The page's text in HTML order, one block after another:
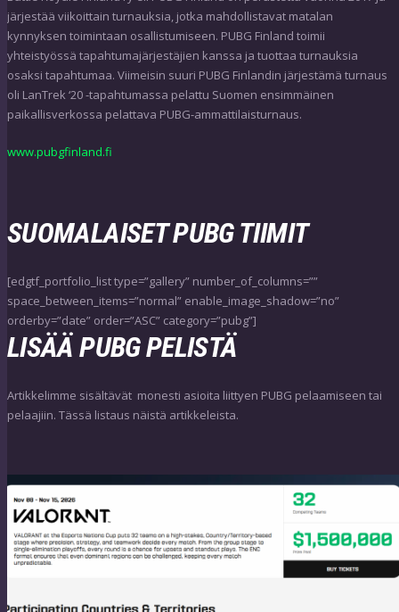
järjestää viikoittain turnauksia, jotka mahdollistavat matalan
kynnyksen toimintaan osallistumiseen. PUBG Finland toimii
yhteistyössä tapahtumajärjestäjien kanssa ja tuottaa turnauksia
osaksi tapahtumaa. Viimeisin suuri PUBG Finlandin järjestämä turnaus
oli LanTrek ‘20 -tapahtumassa pelattu Suomen ensimmäinen
paikallisverkossa pelattava PUBG-ammattilaisturnaus.
www.pubgfinland.fi
SUOMALAISET PUBG TIIMIT
[edgtf_portfolio_list type=”gallery” number_of_columns=””
space_between_items=”normal” enable_image_shadow=”no”
orderby=”date” order=”ASC” category=”pubg”]
LISÄÄ PUBG PELISTÄ
Artikkelimme sisältävät monesti asioita liittyen PUBG pelaamiseen tai
pelaajiin. Tässä listaus näistä artikkeleista.